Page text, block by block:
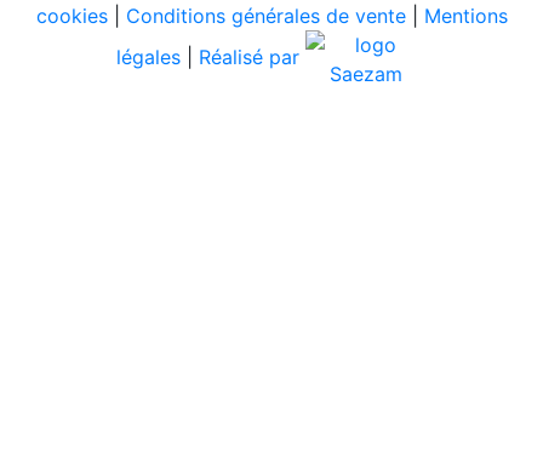
cookies| Conditions générales de vente| Mentions
légales
Réalisé par